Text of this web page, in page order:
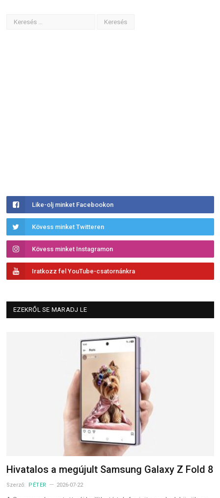
Like-olj minket Facebookon
Kövess minket Twitteren
Kövess minket Instagramon
Iratkozz fel YouTube-csatornánkra
EZEKRŐL SE MARADJ LE
Hivatalos a megújult Samsung Galaxy Z Fold 8
Szerző: PÉTER 2026-07-22